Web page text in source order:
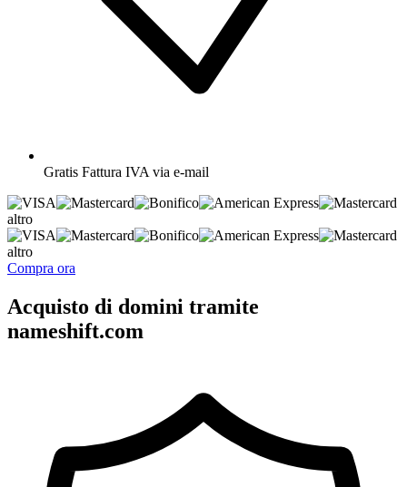
Gratis Fattura IVA via e-mail
altro
altro
Compra ora
Acquisto di domini tramite
nameshift.com